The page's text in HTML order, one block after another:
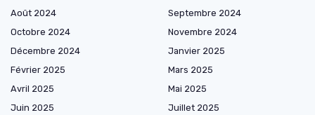
Août 2024
Septembre 2024
Octobre 2024
Novembre 2024
Décembre 2024
Janvier 2025
Février 2025
Mars 2025
Avril 2025
Mai 2025
Juin 2025
Juillet 2025